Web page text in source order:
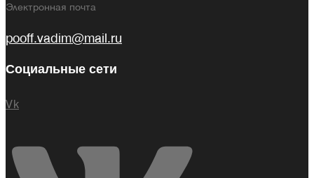
Электронная почта
pooff.vadim@mail.ru
Социальные сети
Vk